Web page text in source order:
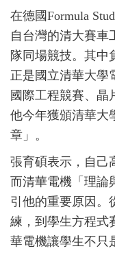
在德國Formula
自台灣的清大賽車
隊同場競技。其中
正是國立清華大學
國際工程競賽、晶
他今年獲頒清華大
章」。
張育碩表示，自己
而清華電機「理論
引他的重要原因。
練，到學生方程式
華電機讓學生不只